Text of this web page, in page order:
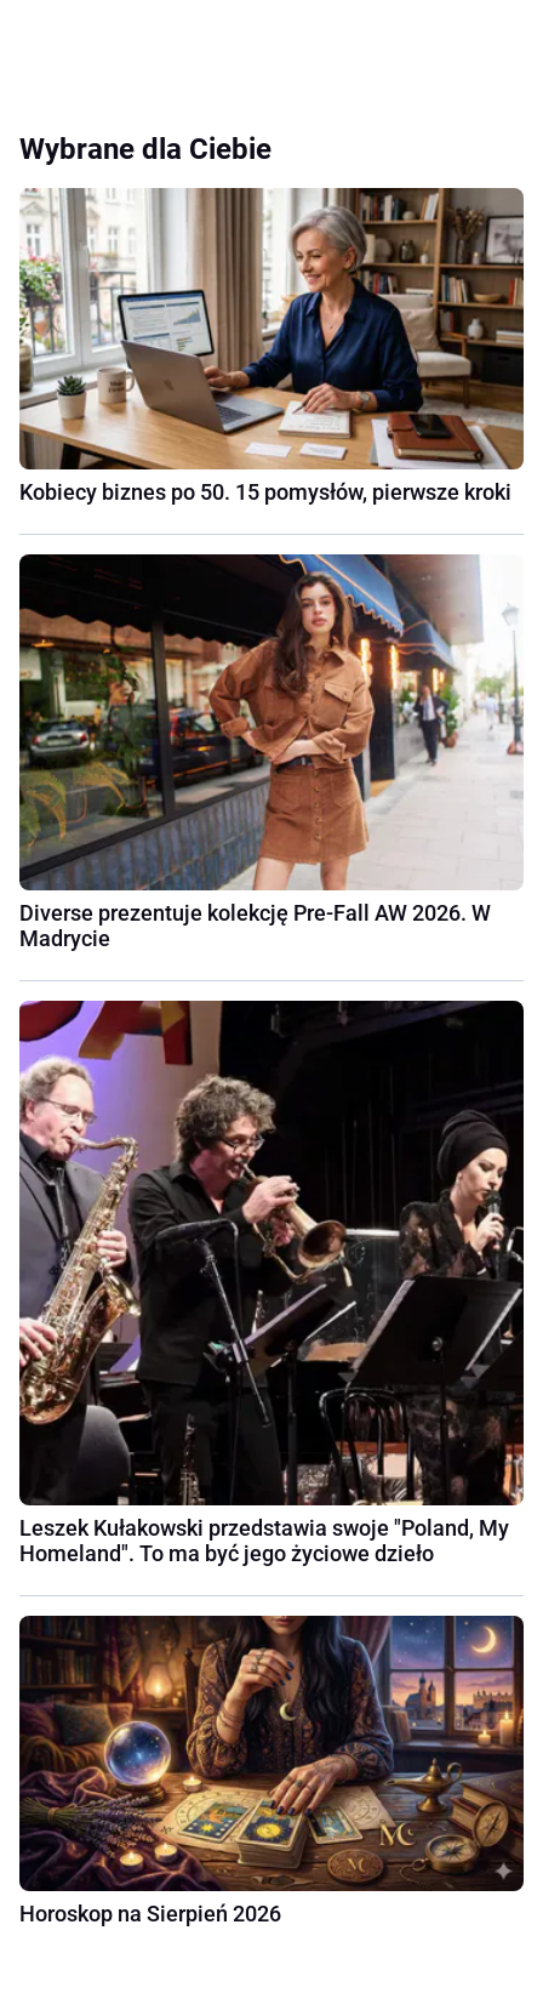
Wybrane dla Ciebie
Kobiecy biznes po 50. 15 pomysłów, pierwsze kroki
Diverse prezentuje kolekcję Pre-Fall AW 2026. W
Madrycie
Leszek Kułakowski przedstawia swoje "Poland, My
Homeland". To ma być jego życiowe dzieło
Horoskop na Sierpień 2026